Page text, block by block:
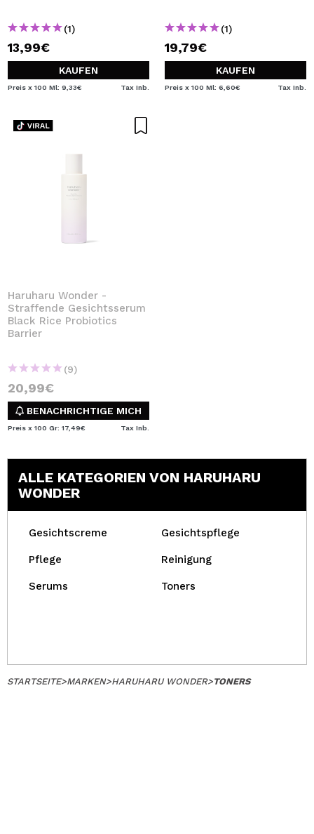
(1)
13,99€
KAUFEN
Preis x 100 Ml: 9,33€ Tax Inb.
(1)
19,79€
KAUFEN
Preis x 100 Ml: 6,60€ Tax Inb.
Haruharu Wonder -
Straffende Gesichtsserum
Black Rice Probiotics
Barrier
(9)
20,99€
BENACHRICHTIGE MICH
Preis x 100 Gr: 17,49€ Tax Inb.
ALLE KATEGORIEN VON HARUHARU
WONDER
Gesichtscreme Gesichtspflege
Pflege Reinigung
Serums Toners
STARTSEITE>MARKEN>HARUHARU WONDER>TONERS